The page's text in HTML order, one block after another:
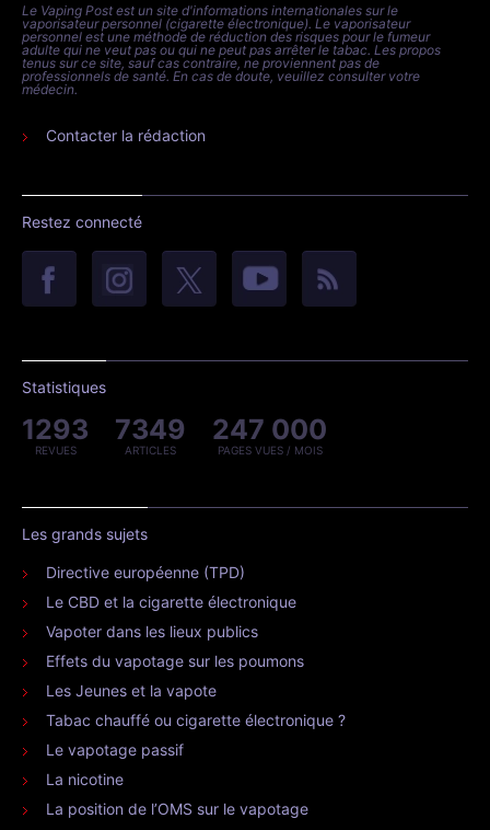
Le Vaping Post est un site d'informations internationales sur le
vaporisateur personnel (cigarette électronique). Le vaporisateur
personnel est une méthode de réduction des risques pour le fumeur
adulte qui ne veut pas ou qui ne peut pas arrêter le tabac. Les propos
tenus sur ce site, sauf cas contraire, ne proviennent pas de
professionnels de santé. En cas de doute, veuillez consulter votre
médecin.
Contacter la rédaction
Restez connecté
Statistiques
1293
REVUES
7349
ARTICLES
247 000
PAGES VUES / MOIS
Les grands sujets
Directive européenne (TPD)
Le CBD et la cigarette électronique
Vapoter dans les lieux publics
Effets du vapotage sur les poumons
Les Jeunes et la vapote
Tabac chauffé ou cigarette électronique ?
Le vapotage passif
La nicotine
La position de l’OMS sur le vapotage